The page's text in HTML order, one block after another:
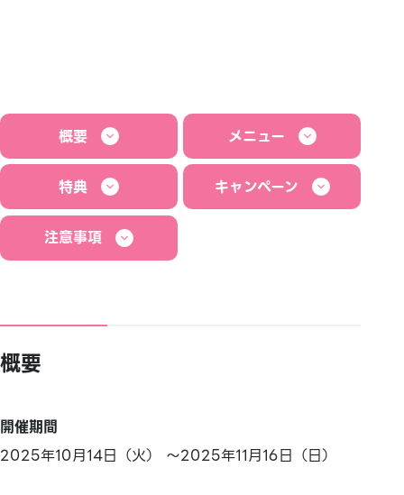
概要 メニュー
特典 キャンペーン
注意事項
概要
開催期間
2025年10月14日（火） ～2025年11月16日（日）